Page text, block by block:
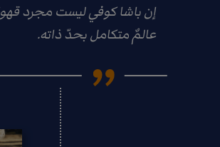
إن باشا كوفي ليست مجرد
عالمٌ متكامل بحدّ ذاته.